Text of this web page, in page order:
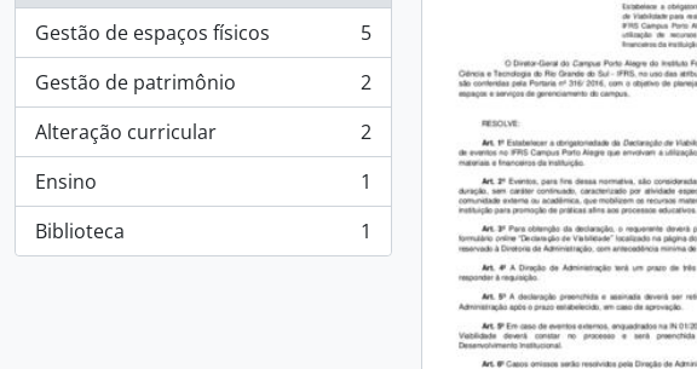
Gestão de espaços físicos
, 5 resultados
5
Gestão de patrimônio
, 2 resultados
2
Alteração curricular
, 2 resultados
2
Ensino
, 1 resultados
1
Biblioteca
, 1 resultados 1